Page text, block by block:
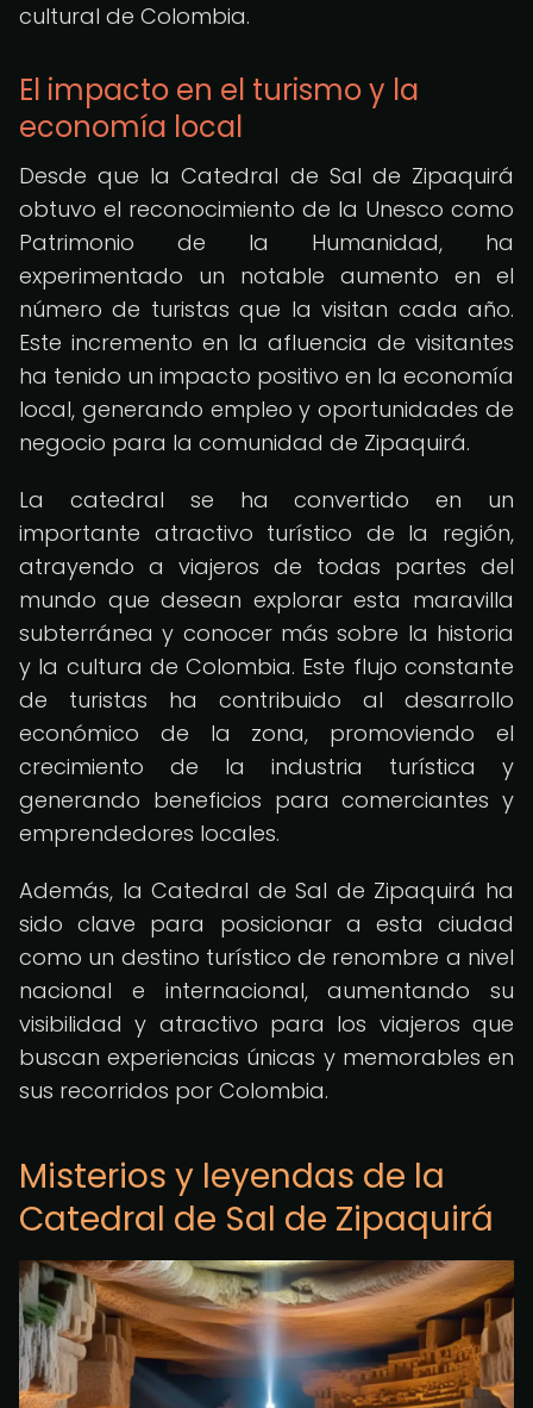
cultural de Colombia.
El impacto en el turismo y la
economía local
Desde que la Catedral de Sal de Zipaquirá
obtuvo el reconocimiento de la Unesco como
Patrimonio de la Humanidad, ha
experimentado un notable aumento en el
número de turistas que la visitan cada año.
Este incremento en la afluencia de visitantes
ha tenido un impacto positivo en la economía
local, generando empleo y oportunidades de
negocio para la comunidad de Zipaquirá.
La catedral se ha convertido en un
importante atractivo turístico de la región,
atrayendo a viajeros de todas partes del
mundo que desean explorar esta maravilla
subterránea y conocer más sobre la historia
y la cultura de Colombia. Este flujo constante
de turistas ha contribuido al desarrollo
económico de la zona, promoviendo el
crecimiento de la industria turística y
generando beneficios para comerciantes y
emprendedores locales.
Además, la Catedral de Sal de Zipaquirá ha
sido clave para posicionar a esta ciudad
como un destino turístico de renombre a nivel
nacional e internacional, aumentando su
visibilidad y atractivo para los viajeros que
buscan experiencias únicas y memorables en
sus recorridos por Colombia.
Misterios y leyendas de la
Catedral de Sal de Zipaquirá